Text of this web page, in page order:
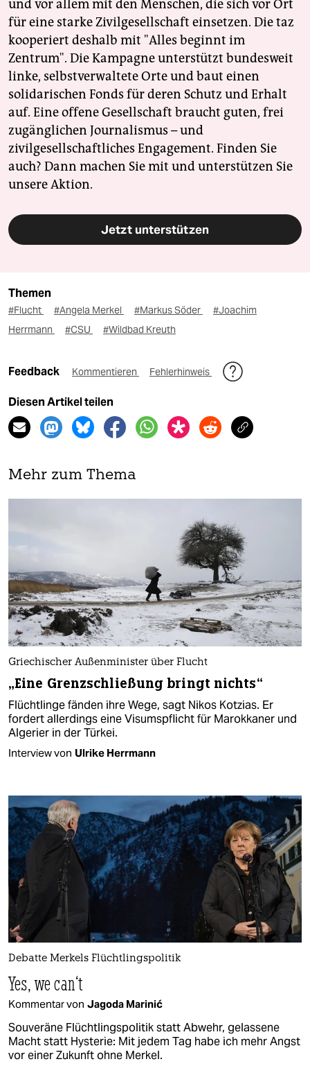
und vor allem mit den Menschen, die sich vor Ort
für eine starke Zivilgesellschaft einsetzen. Die taz
kooperiert deshalb mit "Alles beginnt im
Zentrum". Die Kampagne unterstützt bundesweit
linke, selbstverwaltete Orte und baut einen
solidarischen Fonds für deren Schutz und Erhalt
auf. Eine offene Gesellschaft braucht guten, frei
zugänglichen Journalismus – und
zivilgesellschaftliches Engagement. Finden Sie
auch? Dann machen Sie mit und unterstützen Sie
unsere Aktion.
Jetzt unterstützen
Themen
#Flucht #Angela Merkel #Markus Söder
#Joachim
Herrmann
#CSU #Wildbad Kreuth
Feedback Kommentieren Fehlerhinweis
Diesen Artikel teilen
Mehr zum Thema
Griechischer Außenminister über Flucht
„Eine Grenzschließung bringt nichts“
Flüchtlinge fänden ihre Wege, sagt Nikos Kotzias. Er
fordert allerdings eine Visumspflicht für Marokkaner und
Algerier in der Türkei.
Interview von Ulrike Herrmann
Debatte Merkels Flüchtlingspolitik
Yes, we can‘t
Kommentar von Jagoda Marinić
Souveräne Flüchtlingspolitik statt Abwehr, gelassene
Macht statt Hysterie: Mit jedem Tag habe ich mehr Angst
vor einer Zukunft ohne Merkel.